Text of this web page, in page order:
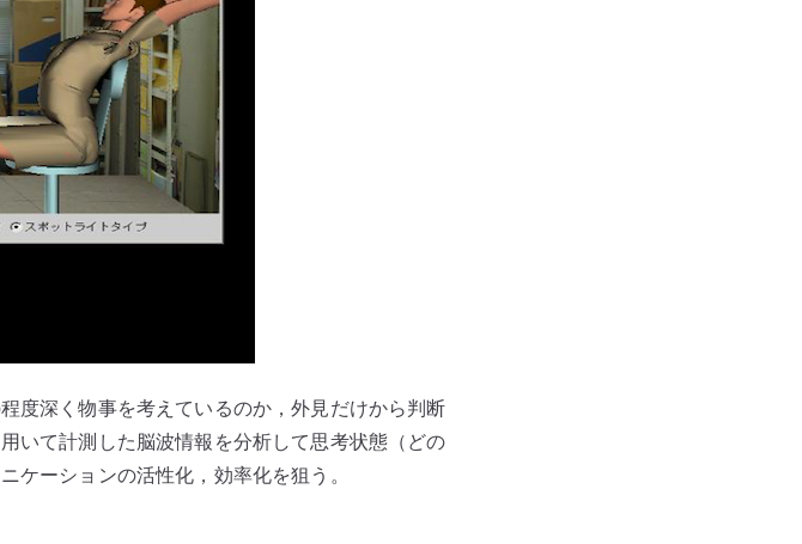
度深く物事を考えているのか，外見だけから判断
いて計測した脳波情報を分析して思考状態（どの
ケーションの活性化，効率化を狙う。